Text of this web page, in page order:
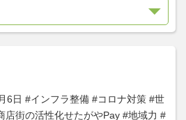
6日 #インフラ整備 #コロナ対策 #世
店街の活性化せたがやPay #地域力 #